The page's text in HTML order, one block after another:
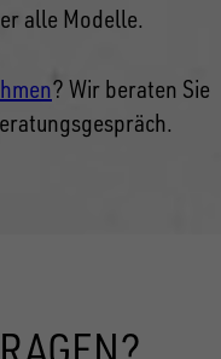
alle Modelle.
? Wir beraten Sie